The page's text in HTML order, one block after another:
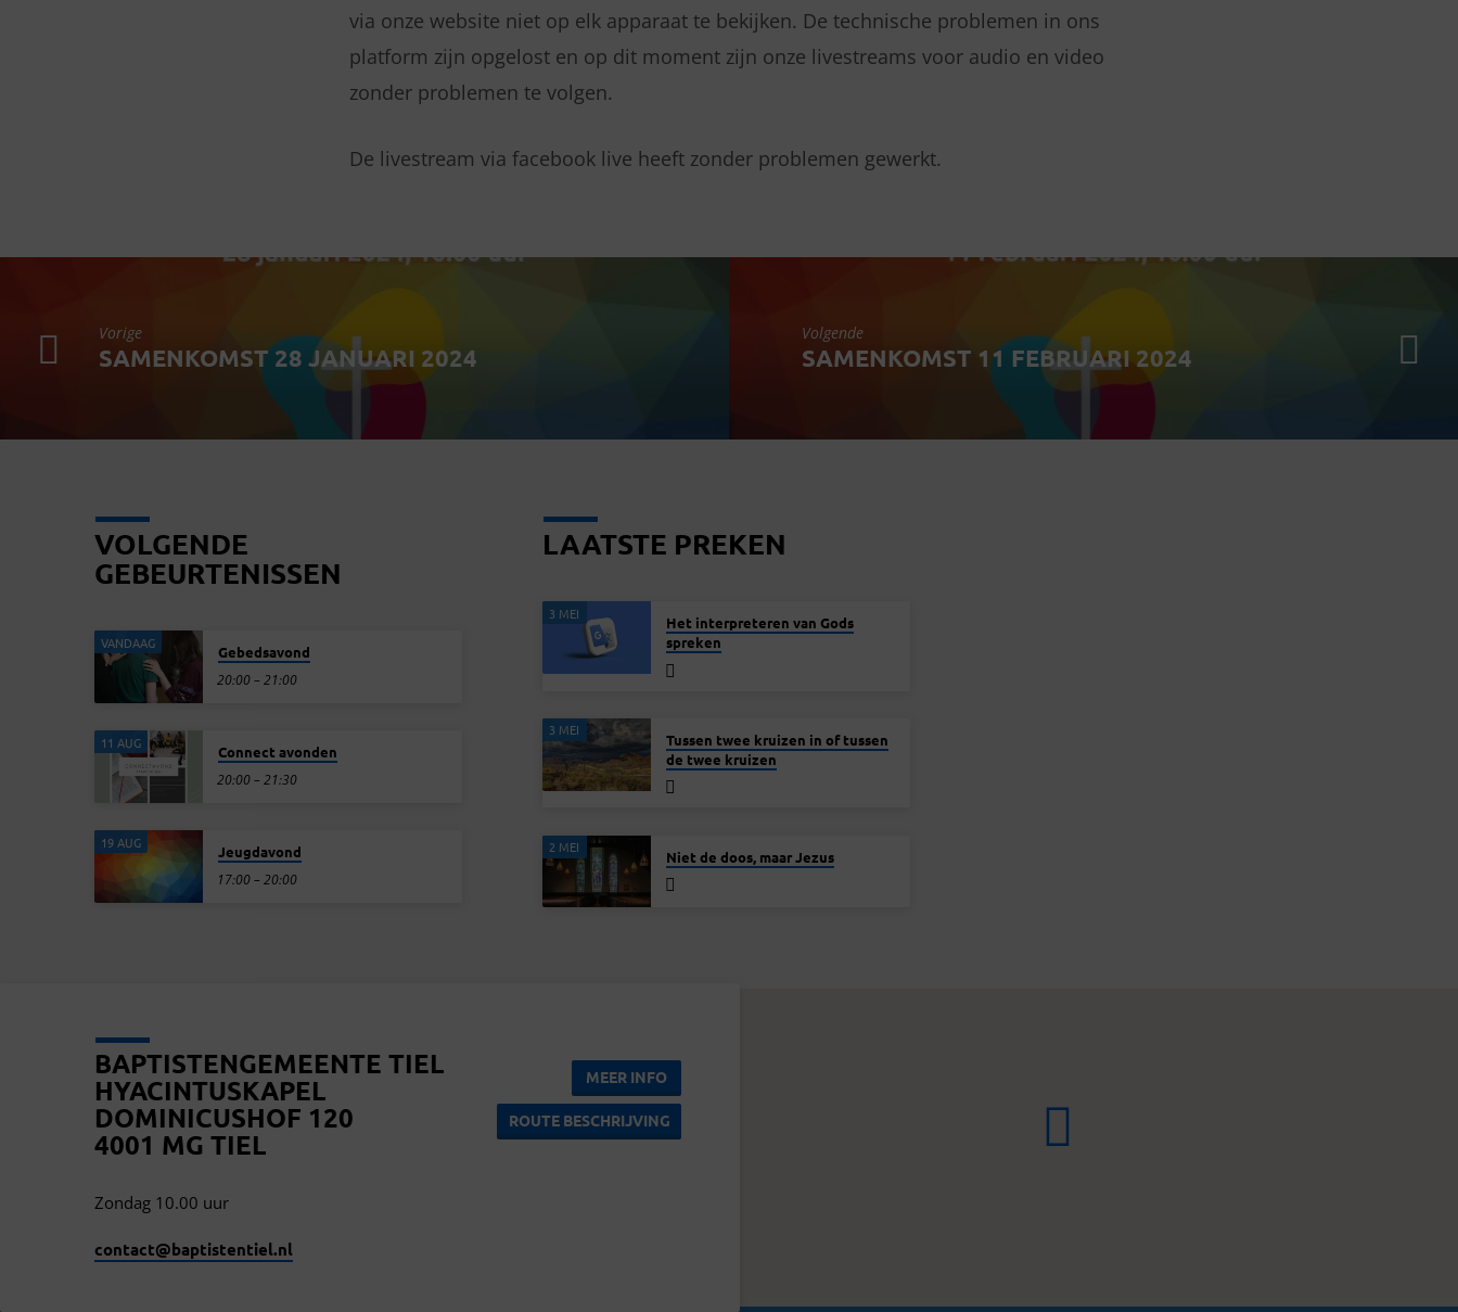
via onze website niet op elk apparaat te bekijken. De technische problemen in ons
platform zijn opgelost en op dit moment zijn onze livestreams voor audio en video
zonder problemen te volgen.
De livestream via facebook live heeft zonder problemen gewerkt.
Vorige
SAMENKOMST 28 JANUARI 2024
Volgende
SAMENKOMST 11 FEBRUARI 2024
VOLGENDE
GEBEURTENISSEN
VANDAAG
Gebedsavond
20:00 – 21:00
11 AUG
Connect avonden
20:00 – 21:30
19 AUG
Jeugdavond
17:00 – 20:00
LAATSTE PREKEN
3 MEI
Het interpreteren van Gods
spreken
3 MEI
Tussen twee kruizen in of tussen
de twee kruizen
2 MEI
Niet de doos, maar Jezus
BAPTISTENGEMEENTE TIEL
HYACINTUSKAPEL
DOMINICUSHOF 120
4001 MG TIEL
MEER INFO
ROUTE BESCHRIJVING
Zondag 10.00 uur
contact​@baptistentiel.nl